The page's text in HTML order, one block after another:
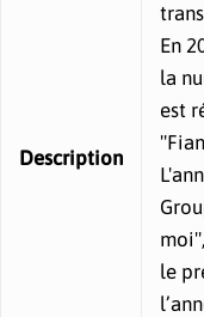
Description
En
la
est
le